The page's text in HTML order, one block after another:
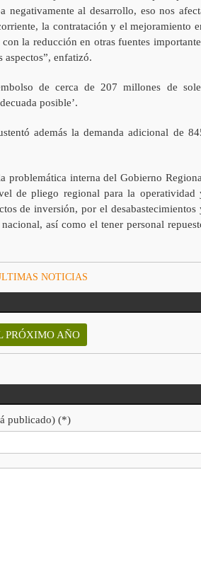
negativamente al desarrollo, eso nos
la contratación y el mejoramiento
la reducción en otras fuentes
enfatizó.
de cerca de 207 millones de
posible’.
además la demanda adicional de
problemática interna del Gobierno
de pliego regional para la operatividad
de inversión, por el desabastecimientos
así como el tener personal
NOTICIAS
PRÓXIMO AÑO
publicado) (*)